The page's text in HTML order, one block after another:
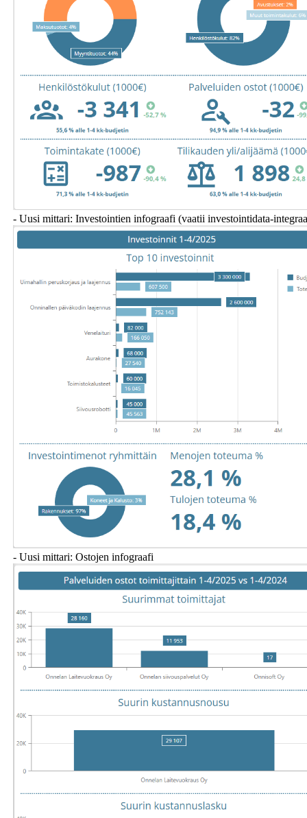
- Uusi mittari: Investointien infograafi (vaatii investointidata-
- Uusi mittari: Ostojen infograafi